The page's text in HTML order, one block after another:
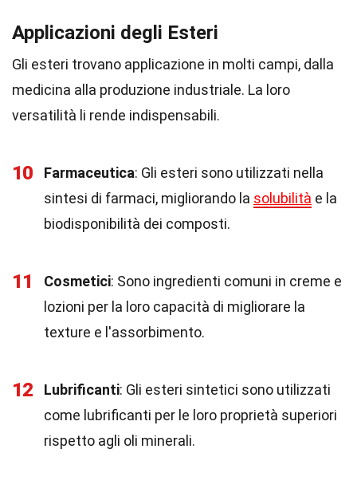
Applicazioni degli Esteri
Gli esteri trovano applicazione in molti campi, dalla
medicina alla produzione industriale. La loro
versatilità li rende indispensabili.
10 Farmaceutica: Gli esteri sono utilizzati nella
sintesi di farmaci, migliorando la solubilità e la
biodisponibilità dei composti.
11 Cosmetici: Sono ingredienti comuni in creme e
lozioni per la loro capacità di migliorare la
texture e l'assorbimento.
12 Lubrificanti: Gli esteri sintetici sono utilizzati
come lubrificanti per le loro proprietà superiori
rispetto agli oli minerali.